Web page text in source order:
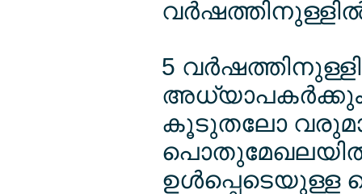
5
കൂടുതലോ
ഉള്‍പ്പെടെയുള്ള